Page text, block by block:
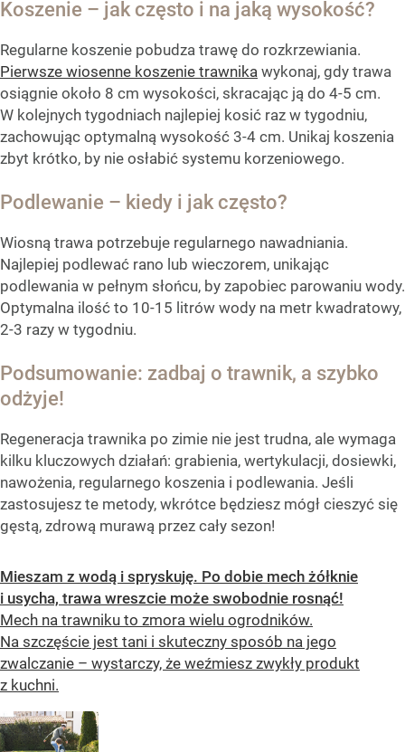
Koszenie – jak często i na jaką wysokość?
Regularne koszenie pobudza trawę do rozkrzewiania.
Pierwsze wiosenne koszenie trawnika wykonaj, gdy trawa
osiągnie około 8 cm wysokości, skracając ją do 4-5 cm.
W kolejnych tygodniach najlepiej kosić raz w tygodniu,
zachowując optymalną wysokość 3-4 cm. Unikaj koszenia
zbyt krótko, by nie osłabić systemu korzeniowego.
Podlewanie – kiedy i jak często?
Wiosną trawa potrzebuje regularnego nawadniania.
Najlepiej podlewać rano lub wieczorem, unikając
podlewania w pełnym słońcu, by zapobiec parowaniu wody.
Optymalna ilość to 10-15 litrów wody na metr kwadratowy,
2-3 razy w tygodniu.
Podsumowanie: zadbaj o trawnik, a szybko
odżyje!
Regeneracja trawnika po zimie nie jest trudna, ale wymaga
kilku kluczowych działań: grabienia, wertykulacji, dosiewki,
nawożenia, regularnego koszenia i podlewania. Jeśli
zastosujesz te metody, wkrótce będziesz mógł cieszyć się
gęstą, zdrową murawą przez cały sezon!
Mieszam z wodą i spryskuję. Po dobie mech żółknie
i usycha, trawa wreszcie może swobodnie rosnąć!
Mech na trawniku to zmora wielu ogrodników.
Na szczęście jest tani i skuteczny sposób na jego
zwalczanie – wystarczy, że weźmiesz zwykły produkt
z kuchni.